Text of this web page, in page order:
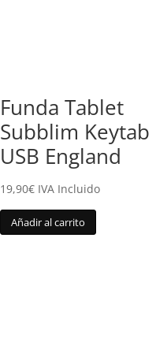
Funda Tablet
Subblim Keytab
USB England
19,90€ IVA Incluido
Añadir al carrito